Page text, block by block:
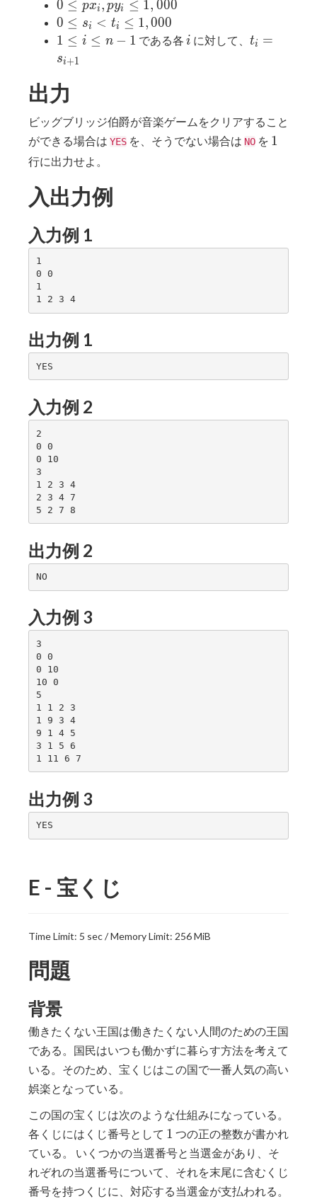
3
ry_i
≤
1,000
0 ≤
px_i,
py_i
≤
1,000
0 ≤ pxi , pyi ≤ 1, 000
0 ≤
s_i <
t_i ≤
1,000
0 ≤ si < ti ≤ 1, 000
1
≤
≤
n
-
1
1 ≤ i ≤ n − 1 である各i
i に対して、t_i =
ti =
si+1
出力
ビッグブリッジ伯爵が音楽ゲームをクリアすること
ができる場合は YES を、そうでない場合は NO を 1
1
行に出力せよ。
入出力例
入力例 1
1
0 0
1
1 2 3 4
出力例 1
入力例 2
2
0 0
0 10
3
1 2 3 4
2 3 4 7
出力例 2
入力例 3
3
0 0
0 10
10 0
5
1 1 2 3
1 9 3 4
9 1 4 5
3 1 5 6
出力例 3
E - 宝くじ
Time Limit: 5 sec / Memory Limit: 256 MiB
問題
背景
働きたくない王国は働きたくない人間のための王国
である。国民はいつも働かずに暮らす方法を考えて
いる。そのため、宝くじはこの国で一番人気の高い
娯楽となっている。
この国の宝くじは次のような仕組みになっている。
各くじにはくじ番号として 1
1 つの正の整数が書かれ
ている。 いくつかの当選番号と当選金があり、そ
れぞれの当選番号について、それを末尾に含むくじ
番号を持つくじに、対応する当選金が支払われる。